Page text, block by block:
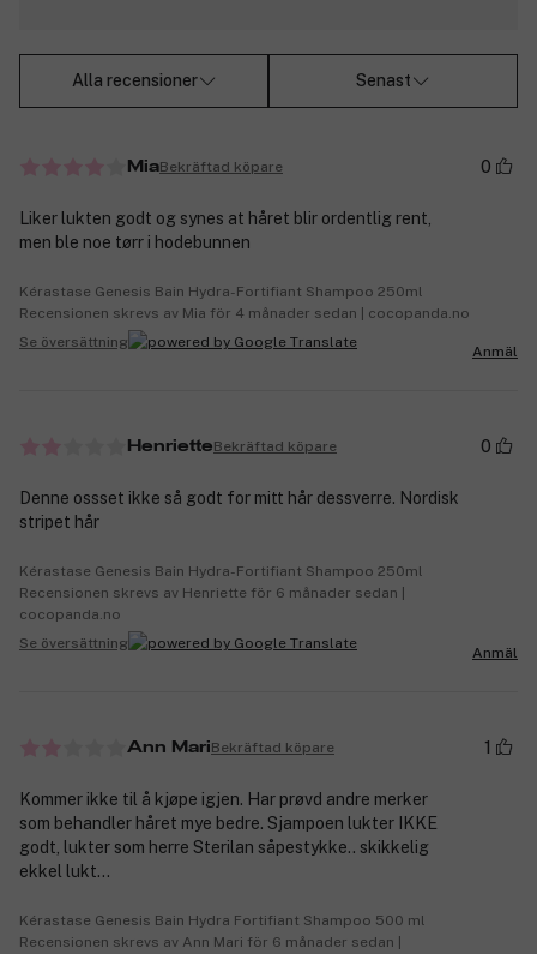
Alla recensioner Senast
MiaBekräftad köpare 0
Liker lukten godt og synes at håret blir ordentlig rent,
men ble noe tørr i hodebunnen
Kérastase Genesis Bain Hydra-Fortifiant Shampoo 250ml
Recensionen skrevs av Mia för 4 månader sedan | cocopanda.no
Se översättning
Anmäl
HenrietteBekräftad köpare 0
Denne ossset ikke så godt for mitt hår dessverre. Nordisk
stripet hår
Kérastase Genesis Bain Hydra-Fortifiant Shampoo 250ml
Recensionen skrevs av Henriette för 6 månader sedan |
cocopanda.no
Se översättning
Anmäl
Ann MariBekräftad köpare 1
Kommer ikke til å kjøpe igjen. Har prøvd andre merker
som behandler håret mye bedre. Sjampoen lukter IKKE
godt, lukter som herre Sterilan såpestykke.. skikkelig
ekkel lukt...
Kérastase Genesis Bain Hydra Fortifiant Shampoo 500 ml
Recensionen skrevs av Ann Mari för 6 månader sedan |